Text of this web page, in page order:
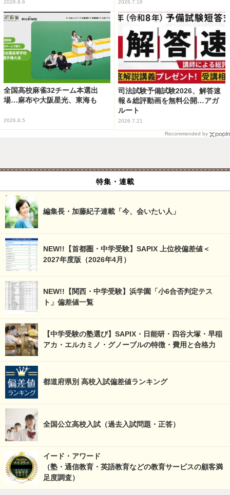
2026.8.6 2026.7.16
全国高校麻雀32チーム本選出
場…麻布や大阪星光、東海も
2026.8.5
司法試験予備試験2026、解答速
報＆総評動画を無料公開…アガ
ルート
2026.7.21
Recommended by
特集・連載
編集長・加藤紀子連載「今、会いたい人」
NEW!!【首都圏・中学受験】SAPIX 上位校偏差値＜
2027年度版（2026年4月）
NEW!!【関西・中学受験】浜学園「小6合否判定テス
ト」偏差値一覧
【中学受験の塾選び】SAPIX・日能研・四谷大塚・早稲
アカ・エルカミノ・グノーブルの特徴・費用と合格力
都道府県別 高校入試偏差値ランキング
全国公立高校入試（過去入試問題・正答）
イード・アワード
（塾・通信教育・英語教育などの教育サービスの顧客満
足度調査）